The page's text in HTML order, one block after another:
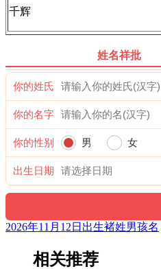
千辉
姓名祥批
你的姓氏
你的名字
你的性别 男 女
出生日期
2026年11月12日出生褚姓男孩名
相关推荐